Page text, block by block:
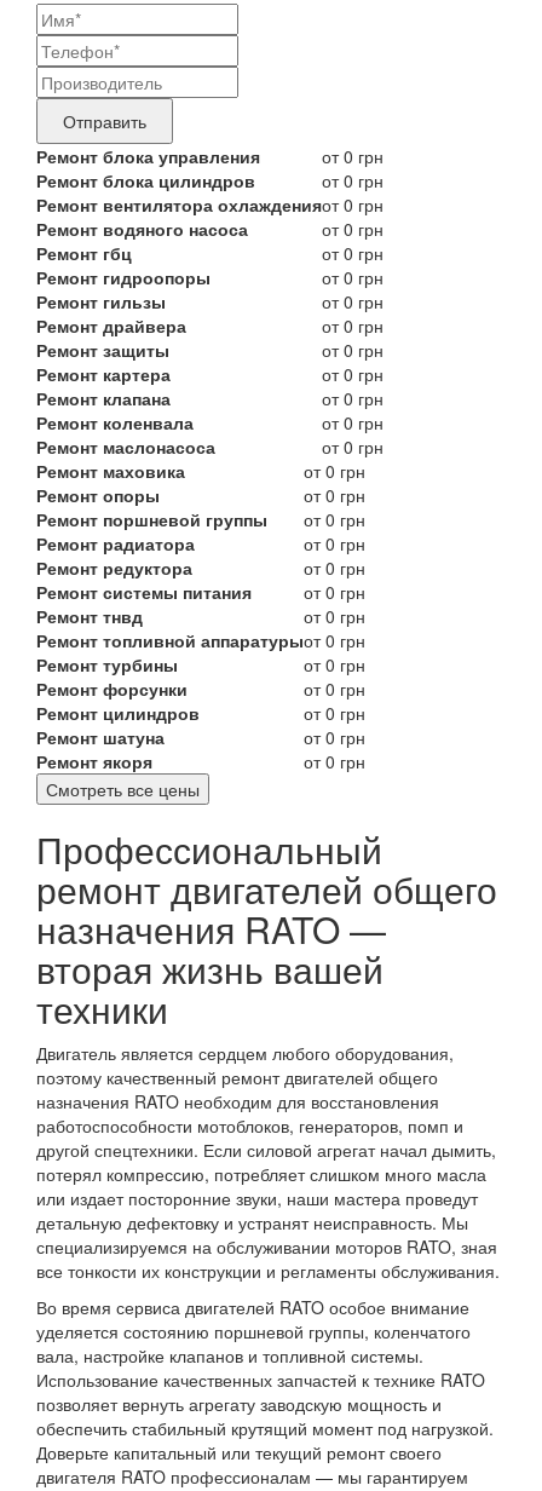
Ваши
контактные
данные
Название
бренда
продукта,
требующего
ремонта
Отправить
Ремонт блока управления
от 0 грн
Ремонт блока цилиндров
от 0 грн
Ремонт вентилятора охлажденияот 0 грн
Ремонт водяного насоса
от 0 грн
Ремонт гбц
от 0 грн
Ремонт гидроопоры
от 0 грн
Ремонт гильзы
от 0 грн
Ремонт драйвера
от 0 грн
Ремонт защиты
от 0 грн
Ремонт картера
от 0 грн
Ремонт клапана
от 0 грн
Ремонт коленвала
от 0 грн
Ремонт маслонасоса
от 0 грн
Ремонт маховика
от 0 грн
Ремонт опоры
от 0 грн
Ремонт поршневой группы
от 0 грн
Ремонт радиатора
от 0 грн
Ремонт редуктора
от 0 грн
Ремонт системы питания
от 0 грн
Ремонт тнвд
от 0 грн
Ремонт топливной аппаратурыот 0 грн
Ремонт турбины
от 0 грн
Ремонт форсунки
от 0 грн
Ремонт цилиндров
от 0 грн
Ремонт шатуна
от 0 грн
Ремонт якоря
от 0 грн
Смотреть все цены
Профессиональный
ремонт двигателей общего
назначения RATO —
вторая жизнь вашей
техники
Двигатель является сердцем любого оборудования,
поэтому качественный ремонт двигателей общего
назначения RATO необходим для восстановления
работоспособности мотоблоков, генераторов, помп и
другой спецтехники. Если силовой агрегат начал дымить,
потерял компрессию, потребляет слишком много масла
или издает посторонние звуки, наши мастера проведут
детальную дефектовку и устранят неисправность. Мы
специализируемся на обслуживании моторов RATO, зная
все тонкости их конструкции и регламенты обслуживания.
Во время сервиса двигателей RATO особое внимание
уделяется состоянию поршневой группы, коленчатого
вала, настройке клапанов и топливной системы.
Использование качественных запчастей к технике RATO
позволяет вернуть агрегату заводскую мощность и
обеспечить стабильный крутящий момент под нагрузкой.
Доверьте капитальный или текущий ремонт своего
двигателя RATO профессионалам — мы гарантируем